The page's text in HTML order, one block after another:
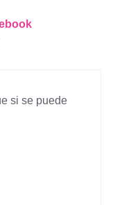
si se puede